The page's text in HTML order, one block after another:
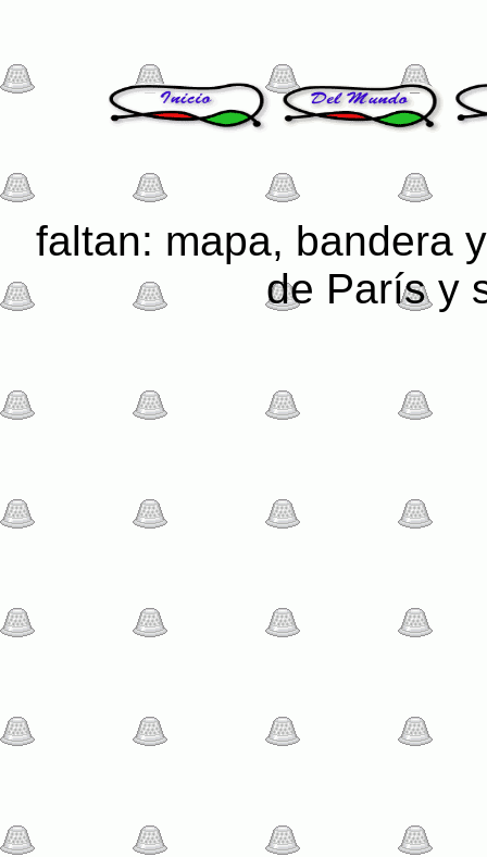
faltan: mapa, bandera
de París y